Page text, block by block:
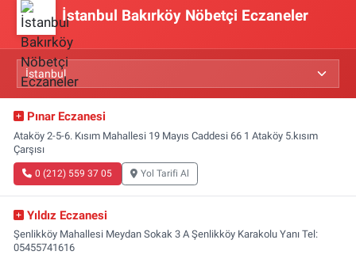
İstanbul Bakırköy Nöbetçi Eczaneler
Pınar Eczanesi
Ataköy 2-5-6. Kısım Mahallesi 19 Mayıs Caddesi 66 1 Ataköy 5.kısım
Çarşısı
0 (212) 559 37 05 Yol Tarifi Al
Yıldız Eczanesi
Şenlikköy Mahallesi Meydan Sokak 3 A Şenlikköy Karakolu Yanı Tel:
05455741616